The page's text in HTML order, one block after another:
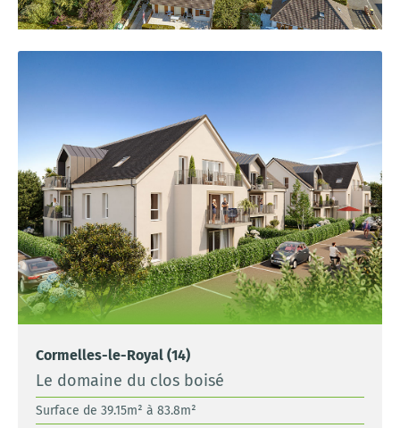
Cormelles-le-Royal (14)
Le domaine du clos boisé
Surface de 39.15m² à 83.8m²